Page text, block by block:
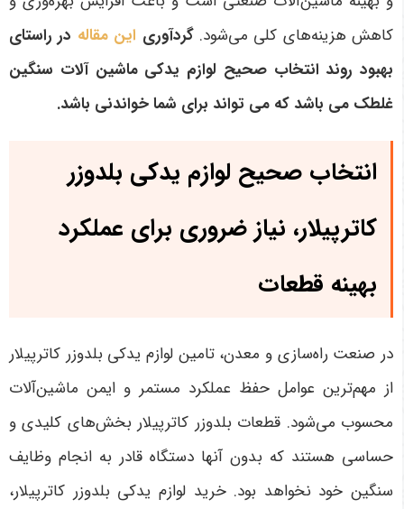
کاهش هزینه‌های کلی می‌شود.گردآوری این مقاله در راستای
بهبود روند انتخاب صحیح لوازم یدکی ماشین آلات سنگین
غلطک می باشد که می تواند برای شما خواندنی باشد.
انتخاب صحیح لوازم یدکی بلدوزر
کاترپیلار، نیاز ضروری برای عملکرد
بهینه قطعات
در صنعت راه‌سازی و معدن، تامین لوازم یدکی بلدوزر کاترپیلار
از مهم‌ترین عوامل حفظ عملکرد مستمر و ایمن ماشین‌آلات
محسوب می‌شود. قطعات بلدوزر کاترپیلار بخش‌های کلیدی و
حساسی هستند که بدون آنها دستگاه قادر به انجام وظایف
سنگین خود نخواهد بود. خرید لوازم یدکی بلدوزر کاترپیلار،